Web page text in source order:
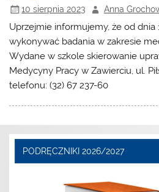
10 sierpnia 2023 Anna
Uprzejmie informujemy, że od dnia
wykonywać badania w zakresie
Wydane w szkole skierowanie
Medycyny Pracy w Zawierciu, ul.
telefonu: (32) 67 237-60
PODRĘCZNIKI 2026/2027